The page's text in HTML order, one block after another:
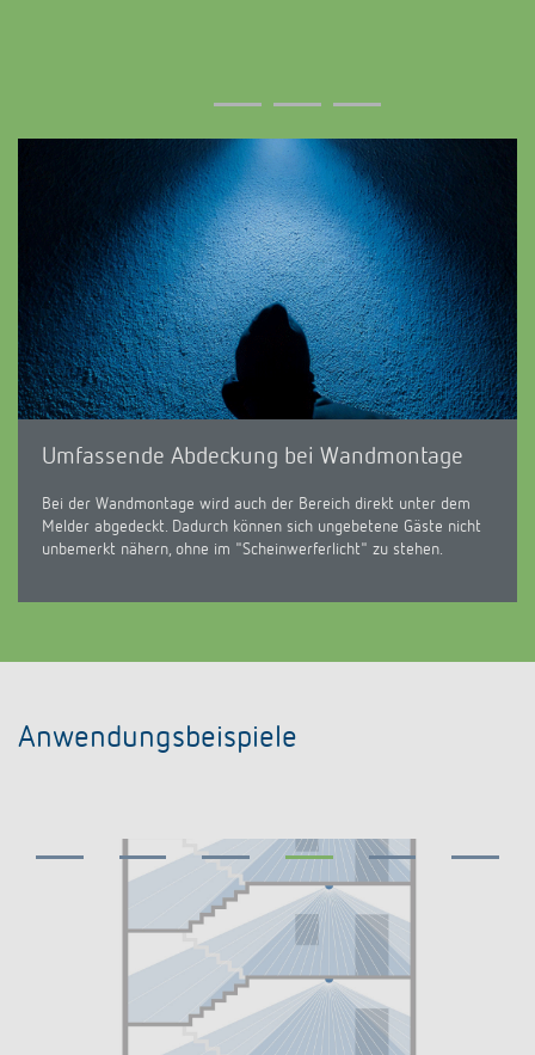
Umfassende Abdeckung bei Wandmontage
Bei der Wandmontage wird auch der Bereich direkt unter dem
Melder abgedeckt. Dadurch können sich ungebetene Gäste nicht
unbemerkt nähern, ohne im "Scheinwerferlicht" zu stehen.
Anwendungsbeispiele